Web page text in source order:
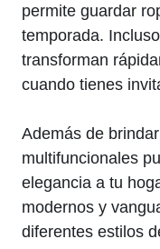
permite guardar
temporada.
transforman
cuando tienes
Además de
multifuncionales
elegancia ⁣a tu
modernos y
diferentes estilos